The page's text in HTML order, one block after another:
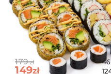
179zł
149zł